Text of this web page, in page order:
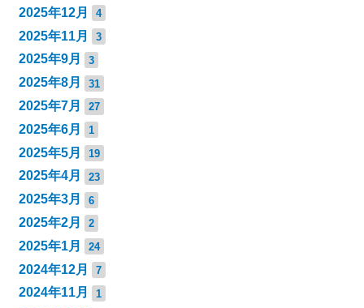
2025年12月 4
2025年11月 3
2025年9月 3
2025年8月 31
2025年7月 27
2025年6月 1
2025年5月 19
2025年4月 23
2025年3月 6
2025年2月 2
2025年1月 24
2024年12月 7
2024年11月 1